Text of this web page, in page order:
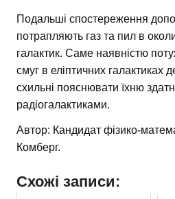
Подальші спостереження
потрапляють газ та пил в
галактик. Саме наявністю
смуг в еліптичних галактиках
схильні пояснювати їхню
радіогалактиками.
Автор: Кандидат фізико-
Комберг.
Схожі записи: